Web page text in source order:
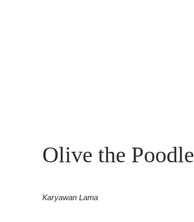
Olive the Poodle
Karyawan Lama